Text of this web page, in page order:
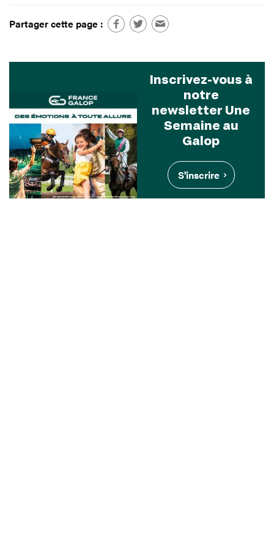
Partager cette page :
Inscrivez-vous à
notre
newsletter Une
Semaine au
Galop
S'inscrire